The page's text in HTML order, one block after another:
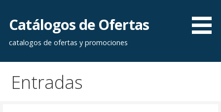
contenido
Catálogos de Ofertas
catalogos de ofertas y promociones
Entradas